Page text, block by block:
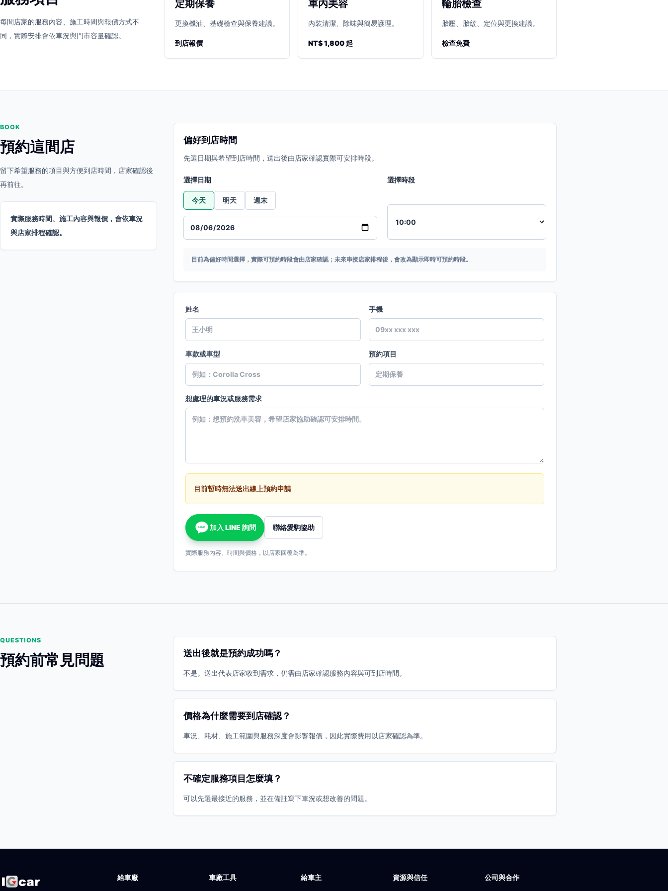
立即預約 開啟地圖 其他店家
每間店家的服務內容、施工時間與報價方式不
同，實際安排會依車況與門市容量確認。
定期保養
更換機油、基礎檢查與保養建議。
到店報價
車內美容
內裝清潔、除味與簡易護理。
NT$ 1,800 起
輪胎檢查
胎壓、胎紋、定位與更換建議。
檢查免費
BOOK
預約這間店
留下希望服務的項目與方便到店時間，店家確認後
再前往。
實際服務時間、施工內容與報價，會依車況
與店家排程確認。
偏好到店時間
先選日期與希望到店時間，送出後由店家確認實際可安排時段。
選擇日期
今天 明天 週末
選擇時段
目前為偏好時間選擇，實際可預約時段會由店家確認；未來串接店家排程後，會改為顯示即時可預約時段。
姓名 手機
車款或車型 預約項目
想處理的車況或服務需求
目前暫時無法送出線上預約申請
LINE 加入 LINE 詢問 聯絡愛駒協助
實際服務內容、時間與價格，以店家回覆為準。
QUESTIONS
預約前常見問題 送出後就是預約成功嗎？
不是。送出代表店家收到需求，仍需由店家確認服務內容與可到店時間。
價格為什麼需要到店確認？
車況、耗材、施工範圍與服務深度會影響報價，因此實際費用以店家確認為準。
不確定服務項目怎麼填？
可以先選最接近的服務，並在備註寫下車況或想改善的問題。
給車廠 車廠工具 給車主 資源與信任 公司與合作